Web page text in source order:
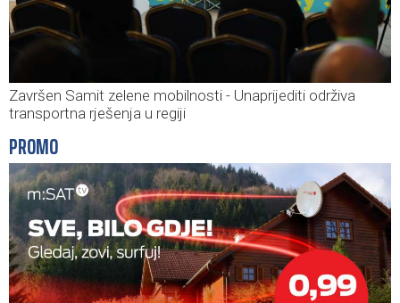
Završen Samit zelene mobilnosti - Unaprijediti održiva
transportna rješenja u regiji
PROMO